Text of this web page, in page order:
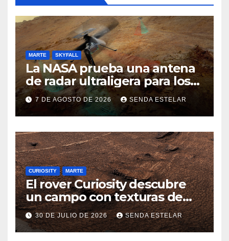
MARTE SKYFALL
La NASA prueba una antena
de radar ultraligera para los
helicópteros SkyFall Mars
7 DE AGOSTO DE 2026 SENDA ESTELAR
CURIOSITY MARTE
El rover Curiosity descubre
un campo con texturas de
panal
30 DE JULIO DE 2026 SENDA ESTELAR